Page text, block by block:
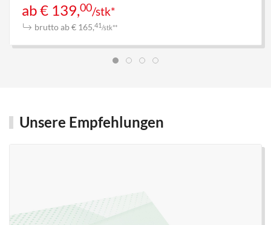
ab € 139,00/stk*
brutto ab € 165,41/stk**
Unsere Empfehlungen